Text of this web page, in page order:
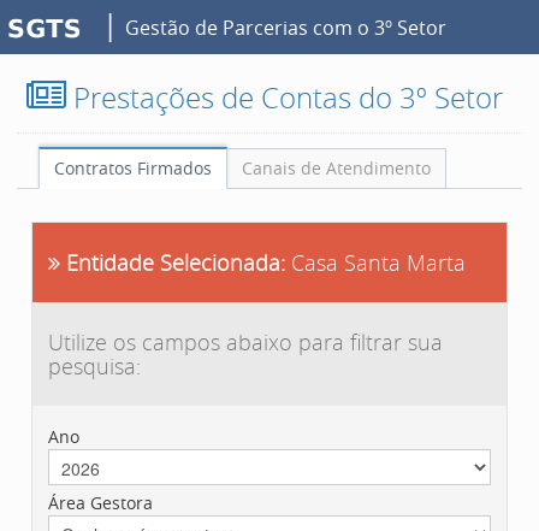
| Gestão de Parcerias com o 3º Setor
Prestações de Contas do 3º Setor
Contratos Firmados Canais de Atendimento
Entidade Selecionada: Casa Santa Marta
Utilize os campos abaixo para filtrar sua
pesquisa:
Ano
Área Gestora